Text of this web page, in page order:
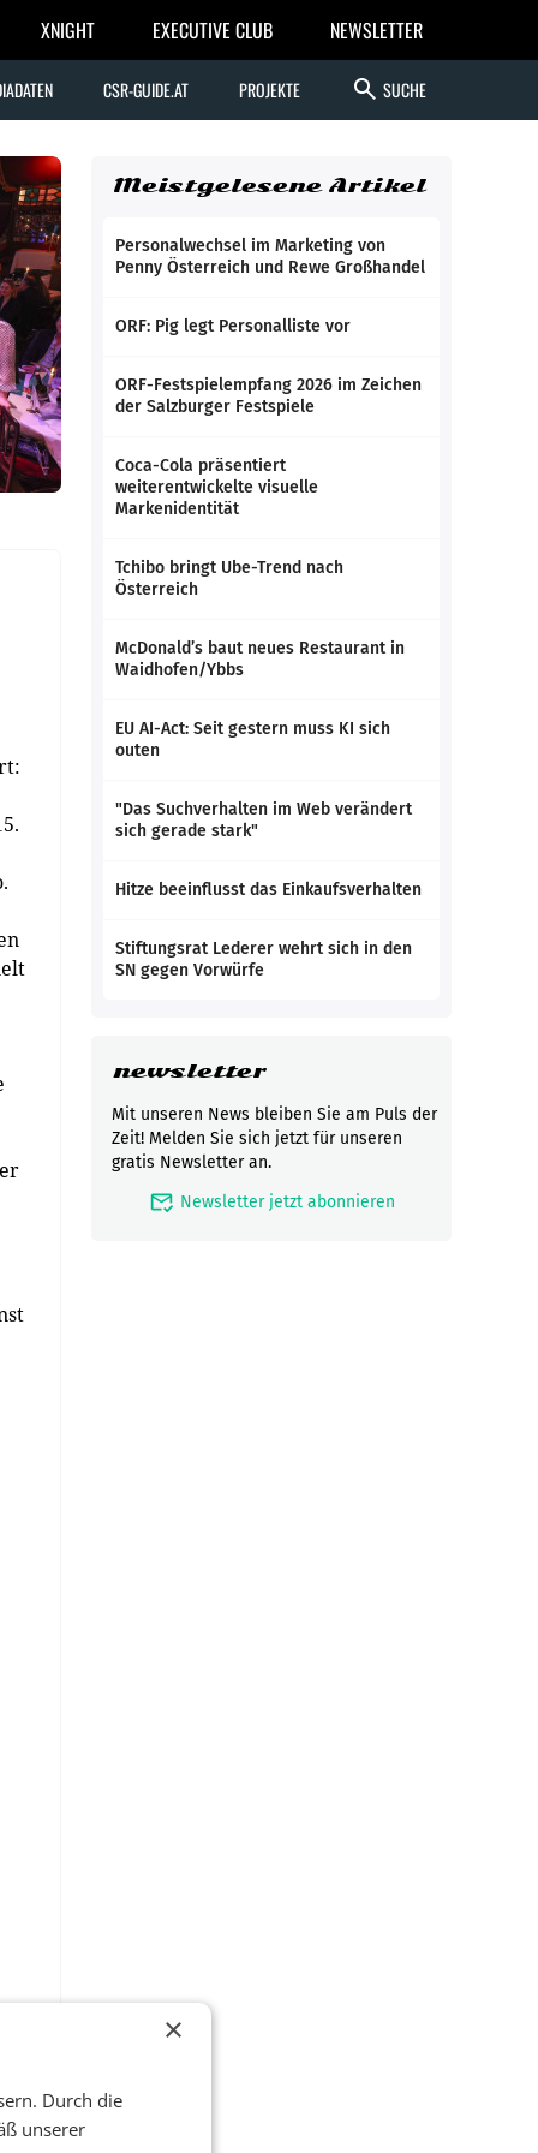
XNIGHT EXECUTIVE CLUB NEWSLETTER
CSR-GUIDE.AT PROJEKTE search SUCHE
Meistgelesene Artikel
Personalwechsel im Marketing von
Penny Österreich und Rewe Großhandel
ORF: Pig legt Personalliste vor
ORF-Festspielempfang 2026 im Zeichen
der Salzburger Festspiele
Coca-Cola präsentiert
weiterentwickelte visuelle
Markenidentität
Tchibo bringt Ube-Trend nach
Österreich
McDonald’s baut neues Restaurant in
Waidhofen/Ybbs
EU AI-Act: Seit gestern muss KI sich
outen
"Das Suchverhalten im Web verändert
sich gerade stark"
Hitze beeinflusst das Einkaufsverhalten
Stiftungsrat Lederer wehrt sich in den
SN gegen Vorwürfe
newsletter
Mit unseren News bleiben Sie am Puls der
Zeit! Melden Sie sich jetzt für unseren
gratis Newsletter an.
mark_email_read Newsletter jetzt abonnieren
×
Durch die
unserer